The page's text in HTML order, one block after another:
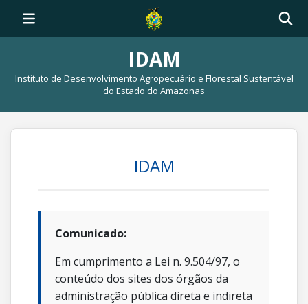
IDAM
Instituto de Desenvolvimento Agropecuário e Florestal Sustentável
do Estado do Amazonas
IDAM
Comunicado:
Em cumprimento a Lei n. 9.504/97, o
conteúdo dos sites dos órgãos da
administração pública direta e indireta